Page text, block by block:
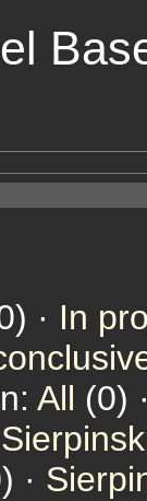
· In
All (0) ·
·